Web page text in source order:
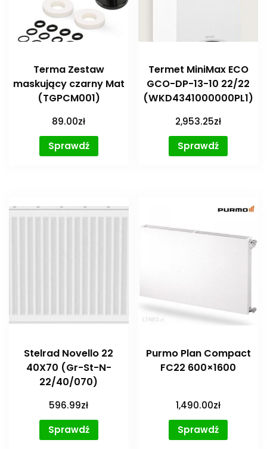
Terma Zestaw
maskujący czarny Mat
(TGPCM001)
89.00zł
Sprawdź
Termet MiniMax ECO
GCO-DP-13-10 22/22
(WKD4341000000PL1)
2,953.25zł
Sprawdź
Stelrad Novello 22
40X70 (Gr-St-N-
22/40/070)
596.99zł
Sprawdź
Purmo Plan Compact
FC22 600×1600
1,490.00zł
Sprawdź